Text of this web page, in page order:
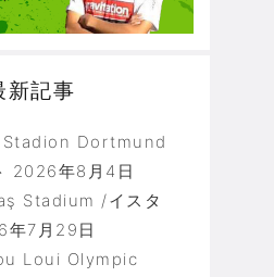
新記事
Stadion Dortmund
2026年8月4日
Stadium /イスタ
年7月29日
Loui Olympic